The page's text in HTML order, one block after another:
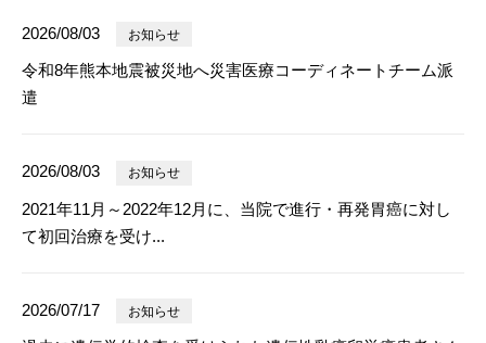
2026/08/03 お知らせ
令和8年熊本地震被災地へ災害医療コーディネートチーム派
遣
2026/08/03 お知らせ
2021年11月～2022年12月に、当院で進行・再発胃癌に対し
て初回治療を受け...
2026/07/17 お知らせ